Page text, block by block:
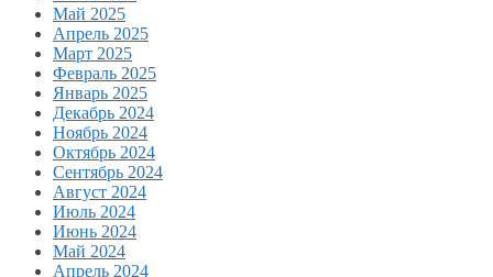
Май 2025
Апрель 2025
Март 2025
Февраль 2025
Январь 2025
Декабрь 2024
Ноябрь 2024
Октябрь 2024
Сентябрь 2024
Август 2024
Июль 2024
Июнь 2024
Май 2024
Апрель 2024